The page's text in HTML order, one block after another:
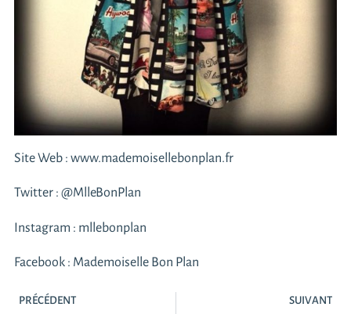
Site Web : www.mademoisellebonplan.fr
Twitter : @MlleBonPlan
Instagram : mllebonplan
Facebook : Mademoiselle Bon Plan
PRÉCÉDENT SUIVANT